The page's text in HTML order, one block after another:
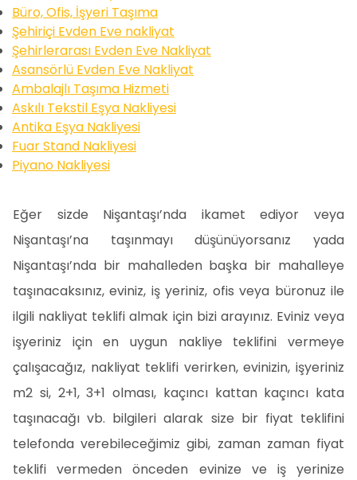
Büro, Ofis, İşyeri Taşıma
Şehiriçi Evden Eve nakliyat
Şehirlerarası Evden Eve Nakliyat
Asansörlü Evden Eve Nakliyat
Ambalajlı Taşıma Hizmeti
Askılı Tekstil Eşya Nakliyesi
Antika Eşya Nakliyesi
Fuar Stand Nakliyesi
Piyano Nakliyesi
Eğer sizde Nişantaşı’nda ikamet ediyor veya
Nişantaşı’na taşınmayı düşünüyorsanız yada
Nişantaşı’nda bir mahalleden başka bir mahalleye
taşınacaksınız, eviniz, iş yeriniz, ofis veya büronuz ile
ilgili nakliyat teklifi almak için bizi arayınız. Eviniz veya
işyeriniz için en uygun nakliye teklifini vermeye
çalışacağız, nakliyat teklifi verirken, evinizin, işyeriniz
m2 si, 2+1, 3+1 olması, kaçıncı kattan kaçıncı kata
taşınacağı vb. bilgileri alarak size bir fiyat teklifini
telefonda verebileceğimiz gibi, zaman zaman fiyat
teklifi vermeden önceden evinize ve iş yerinize